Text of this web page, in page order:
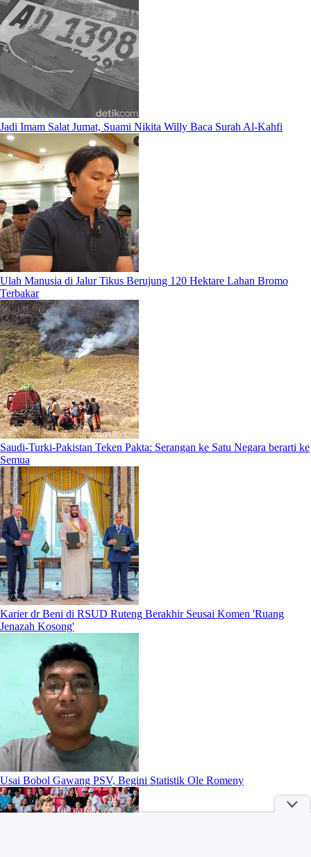
Jadi Imam Salat Jumat, Suami Nikita Willy Baca Surah Al-Kahfi
Ulah Manusia di Jalur Tikus Berujung 120 Hektare Lahan Bromo
Terbakar
Saudi-Turki-Pakistan Teken Pakta: Serangan ke Satu Negara berarti ke
Semua
Karier dr Beni di RSUD Ruteng Berakhir Seusai Komen 'Ruang
Jenazah Kosong'
Usai Bobol Gawang PSV, Begini Statistik Ole Romeny